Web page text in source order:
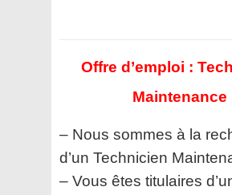
Offre d’emploi :
Maintenance
– Nous sommes à la
d’un Technicien
– Vous êtes titulaires